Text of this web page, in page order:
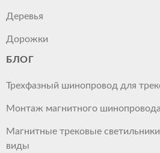
Деревья
Дорожки
БЛОГ
Трехфазный шинопровод для
Монтаж магнитного
Магнитные трековые
виды